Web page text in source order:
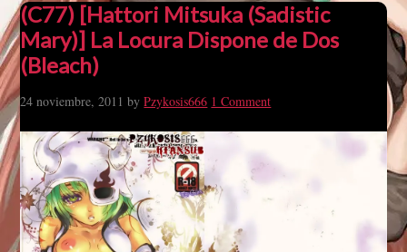
(C77) [Hattori Mitsuka (Sadistic
Mary)] La Locura Dispone de Dos
(Bleach)
24 noviembre, 2011 byPzykosis666 1 Comment